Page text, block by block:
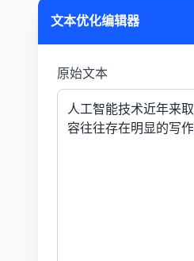
文本优化编辑器
原始文本